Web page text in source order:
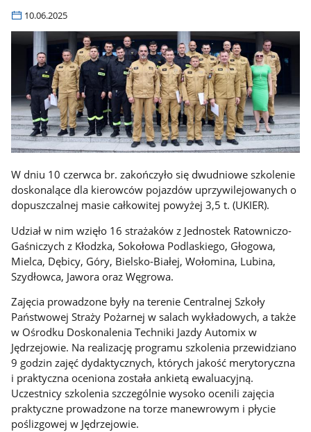
10.06.2025
W dniu 10 czerwca br. zakończyło się dwudniowe szkolenie
doskonalące dla kierowców pojazdów uprzywilejowanych o
dopuszczalnej masie całkowitej powyżej 3,5 t. (UKIER).
Udział w nim wzięło 16 strażaków z Jednostek Ratowniczo-
Gaśniczych z Kłodzka, Sokołowa Podlaskiego, Głogowa,
Mielca, Dębicy, Góry, Bielsko-Białej, Wołomina, Lubina,
Szydłowca, Jawora oraz Węgrowa.
Zajęcia prowadzone były na terenie Centralnej Szkoły
Państwowej Straży Pożarnej w salach wykładowych, a także
w Ośrodku Doskonalenia Techniki Jazdy Automix w
Jędrzejowie. Na realizację programu szkolenia przewidziano
9 godzin zajęć dydaktycznych, których jakość merytoryczna
i praktyczna oceniona została ankietą ewaluacyjną.
Uczestnicy szkolenia szczególnie wysoko ocenili zajęcia
praktyczne prowadzone na torze manewrowym i płycie
poślizgowej w Jędrzejowie.